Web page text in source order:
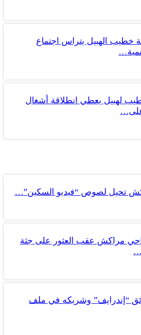
خطيب الهبيل يتراس اجتماع
لهبيل يعطي انطلاقة أشغال
على…
تحيل لصوص “فيديو السكين”…
مراكش عقب العثور على جثة
“إندرايف” وشريكه في ملف